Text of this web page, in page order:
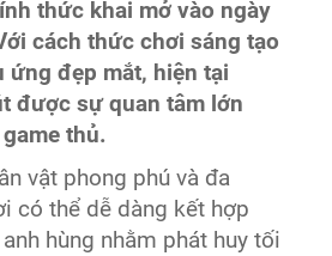
thức khai mở vào ngày
cách thức chơi sáng tạo
ứng đẹp mắt, hiện tại
được sự quan tâm lớn
thủ.
vật phong phú và đa
có thể dễ dàng kết hợp
hùng nhằm phát huy tối